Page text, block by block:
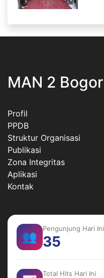
MAN 2 Bogor
Profil
PPDB
Struktur Organisasi
Publikasi
Zona Integritas
Aplikasi
Kontak
👥
Pengunjung Hari Ini
35
Total Hits Hari Ini